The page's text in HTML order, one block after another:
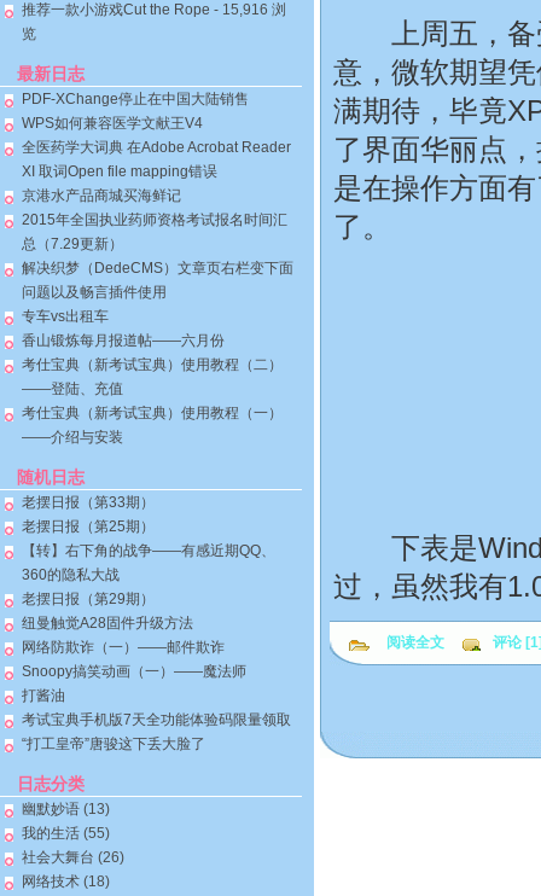
推荐一款小游戏Cut the Rope - 15,916 浏
览
最新日志
PDF-XChange停止在中国大陆销售
WPS如何兼容医学文献王V4
全医药学大词典 在Adobe Acrobat Reader
XI 取词Open file mapping错误
京港水产品商城买海鲜记
2015年全国执业药师资格考试报名时间汇
总（7.29更新）
解决织梦（DedeCMS）文章页右栏变下面
问题以及畅言插件使用
专车vs出租车
香山锻炼每月报道帖——六月份
考仕宝典（新考试宝典）使用教程（二）
——登陆、充值
考仕宝典（新考试宝典）使用教程（一）
——介绍与安装
随机日志
老摆日报（第33期）
老摆日报（第25期）
【转】右下角的战争——有感近期QQ、
360的隐私大战
老摆日报（第29期）
纽曼触觉A28固件升级方法
网络防欺诈（一）——邮件欺诈
Snoopy搞笑动画（一）——魔法师
打酱油
考试宝典手机版7天全功能体验码限量领取
“打工皇帝”唐骏这下丢大脸了
日志分类
幽默妙语 (13)
我的生活 (55)
社会大舞台 (26)
网络技术 (18)
上周五，备
意，微软期望
满期待，毕竟
了界面华丽点
是在操作方面
了。
下表是
过，虽然我有
阅读全文 评论